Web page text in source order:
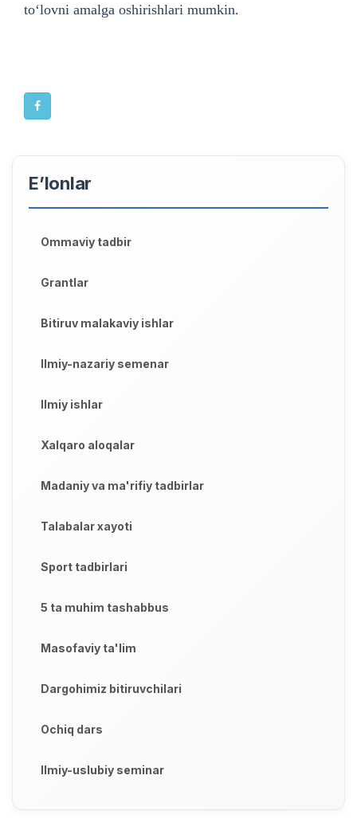
to‘lovni amalga oshirishlari mumkin.
E’lonlar
Ommaviy tadbir
Grantlar
Bitiruv malakaviy ishlar
Ilmiy-nazariy semenar
Ilmiy ishlar
Xalqaro aloqalar
Madaniy va ma'rifiy tadbirlar
Talabalar xayoti
Sport tadbirlari
5 ta muhim tashabbus
Masofaviy ta'lim
Dargohimiz bitiruvchilari
Ochiq dars
Ilmiy-uslubiy seminar